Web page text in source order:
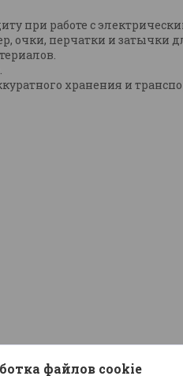
при работе с
очки, перчатки и затычки
хранения и
файлов cookie